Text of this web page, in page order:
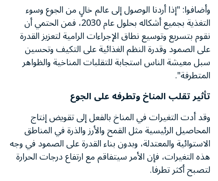
وأضافوا: "إذا أردنا الوصول إلى عالم خالٍ من الجوع وسوء
التغذية بجميع أشكاله بحلول عام 2030، فمن الحتمي أن
نقوم بتسريع وتوسيع نطاق الإجراءات الرامية لتعزيز القدرة
على الصمود وقدرة النظم الغذائية على التكيف وتحسين
سبل معيشة الناس استجابة للتقلبات المناخية والظواهر
المتطرفة".
تأثير تقلب المناخ وتطرفه على الجوع
وقد أدت التغيرات في المناخ بالفعل إلى تقويض إنتاج
المحاصيل الرئيسية مثل القمح والأرز والذرة في المناطق
الاستوائية والمعتدلة، وبدون بناء القدرة على الصمود في وجه
هذه التغيرات، فإن الأمر سيتفاقم مع ارتفاع درجات الحرارة
لتصبح أكثر تطرفا.